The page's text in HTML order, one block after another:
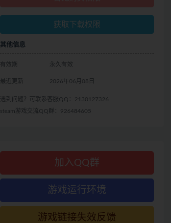
获取下载权限
其他信息
有效期 永久有效
最近更新 2026年06月08日
遇到问题？可联系客服QQ：2130127326
steam游戏交流QQ群：926484605
加入QQ群
游戏运行环境
游戏链接失效反馈